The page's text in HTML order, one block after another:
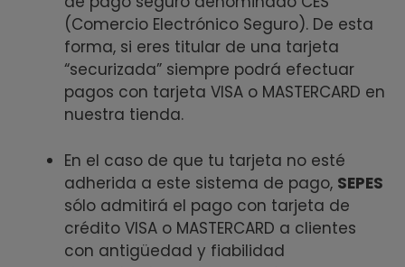
(Comercio Electrónico Seguro). De esta
forma, si eres titular de una tarjeta
“securizada” siempre podrá efectuar
pagos con tarjeta VISA o MASTERCARD en
nuestra tienda.
En el caso de que tu tarjeta no esté
adherida a este sistema de pago, SEPES
sólo admitirá el pago con tarjeta de
crédito VISA o MASTERCARD a clientes
con antigüedad y fiabilidad